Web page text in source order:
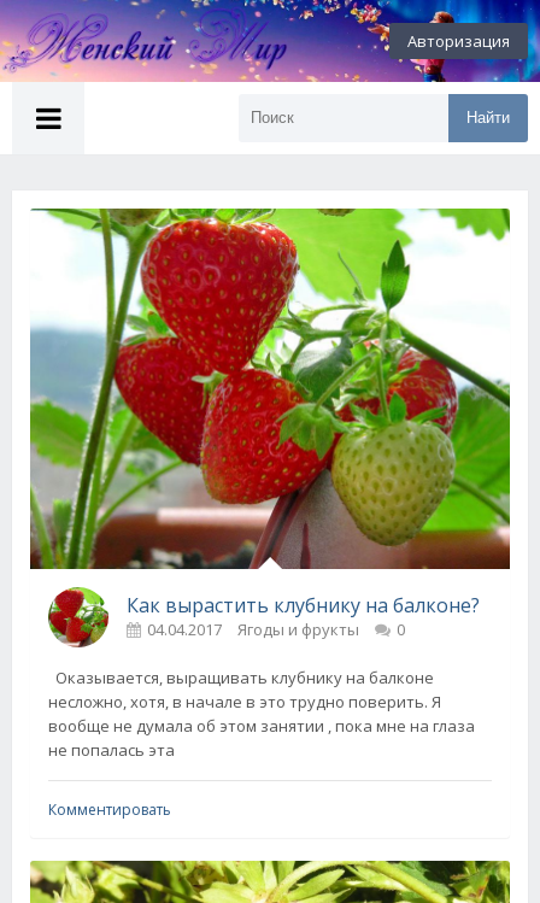
Авторизация
Найти
Как вырастить клубнику на балконе?
04.04.2017 Ягоды и фрукты 0
Оказывается, выращивать клубнику на балконе
несложно, хотя, в начале в это трудно поверить. Я
вообще не думала об этом занятии , пока мне на глаза
не попалась эта
Комментировать